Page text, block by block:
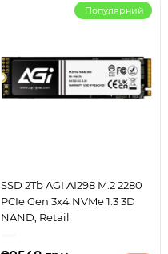
Популярний
SSD 2Tb AGI AI298 M.2 2280
PCIe Gen 3x4 NVMe 1.3 3D
NAND, Retail